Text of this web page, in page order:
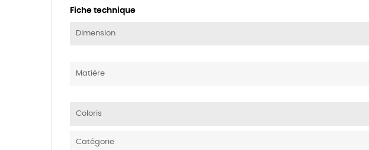
Fiche technique
Dimension
Matière
Coloris
Catégorie